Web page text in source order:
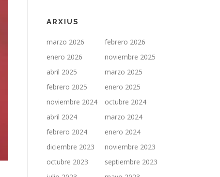
ARXIUS
marzo 2026
febrero 2026
enero 2026
noviembre 2025
abril 2025
marzo 2025
febrero 2025
enero 2025
noviembre 2024
octubre 2024
abril 2024
marzo 2024
febrero 2024
enero 2024
diciembre 2023
noviembre 2023
octubre 2023
septiembre 2023